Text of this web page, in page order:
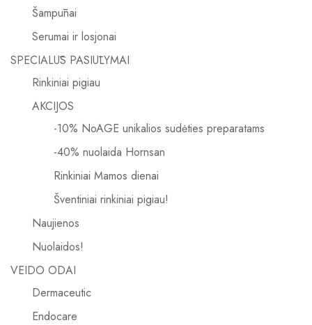
Šampūnai
Serumai ir losjonai
SPECIALŪS PASIŪLYMAI
Rinkiniai pigiau
AKCIJOS
-10% NoAGE unikalios sudėties preparatams
-40% nuolaida Hornsan
Rinkiniai Mamos dienai
Šventiniai rinkiniai pigiau!
Naujienos
Nuolaidos!
VEIDO ODAI
Dermaceutic
Endocare